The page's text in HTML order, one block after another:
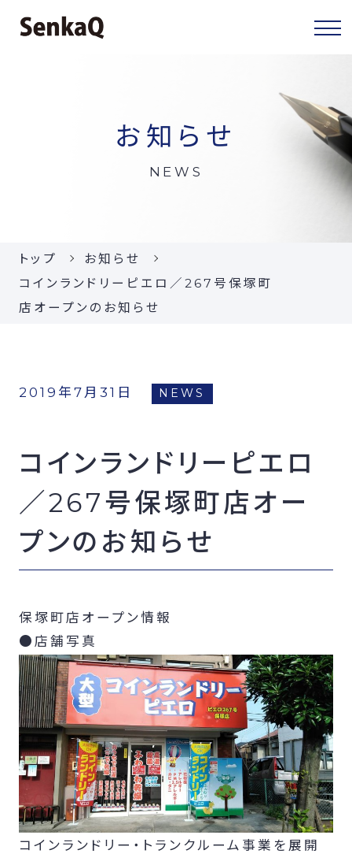
当社の事業
FCオーナー募集
お知らせ
NEWS
トップ
お知らせ
コインランドリーピエロ／267号保塚町
店オープンのお知らせ
2019年7月31日 NEWS
コインランドリーピエロ
／267号保塚町店オー
プンのお知らせ
保塚町店オープン情報
●店舗写真
コインランドリー・トランクルーム事業を展開